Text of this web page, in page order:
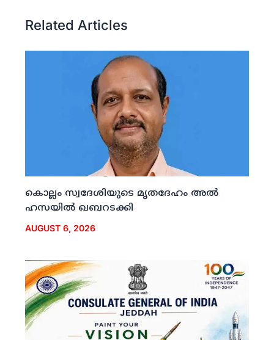
Related Articles
കൊല്ലം സ്വദേശിയുടെ മൃതദേഹം അല്‍
ഹസയില്‍ ഖബറടക്കി
AUGUST 6, 2026